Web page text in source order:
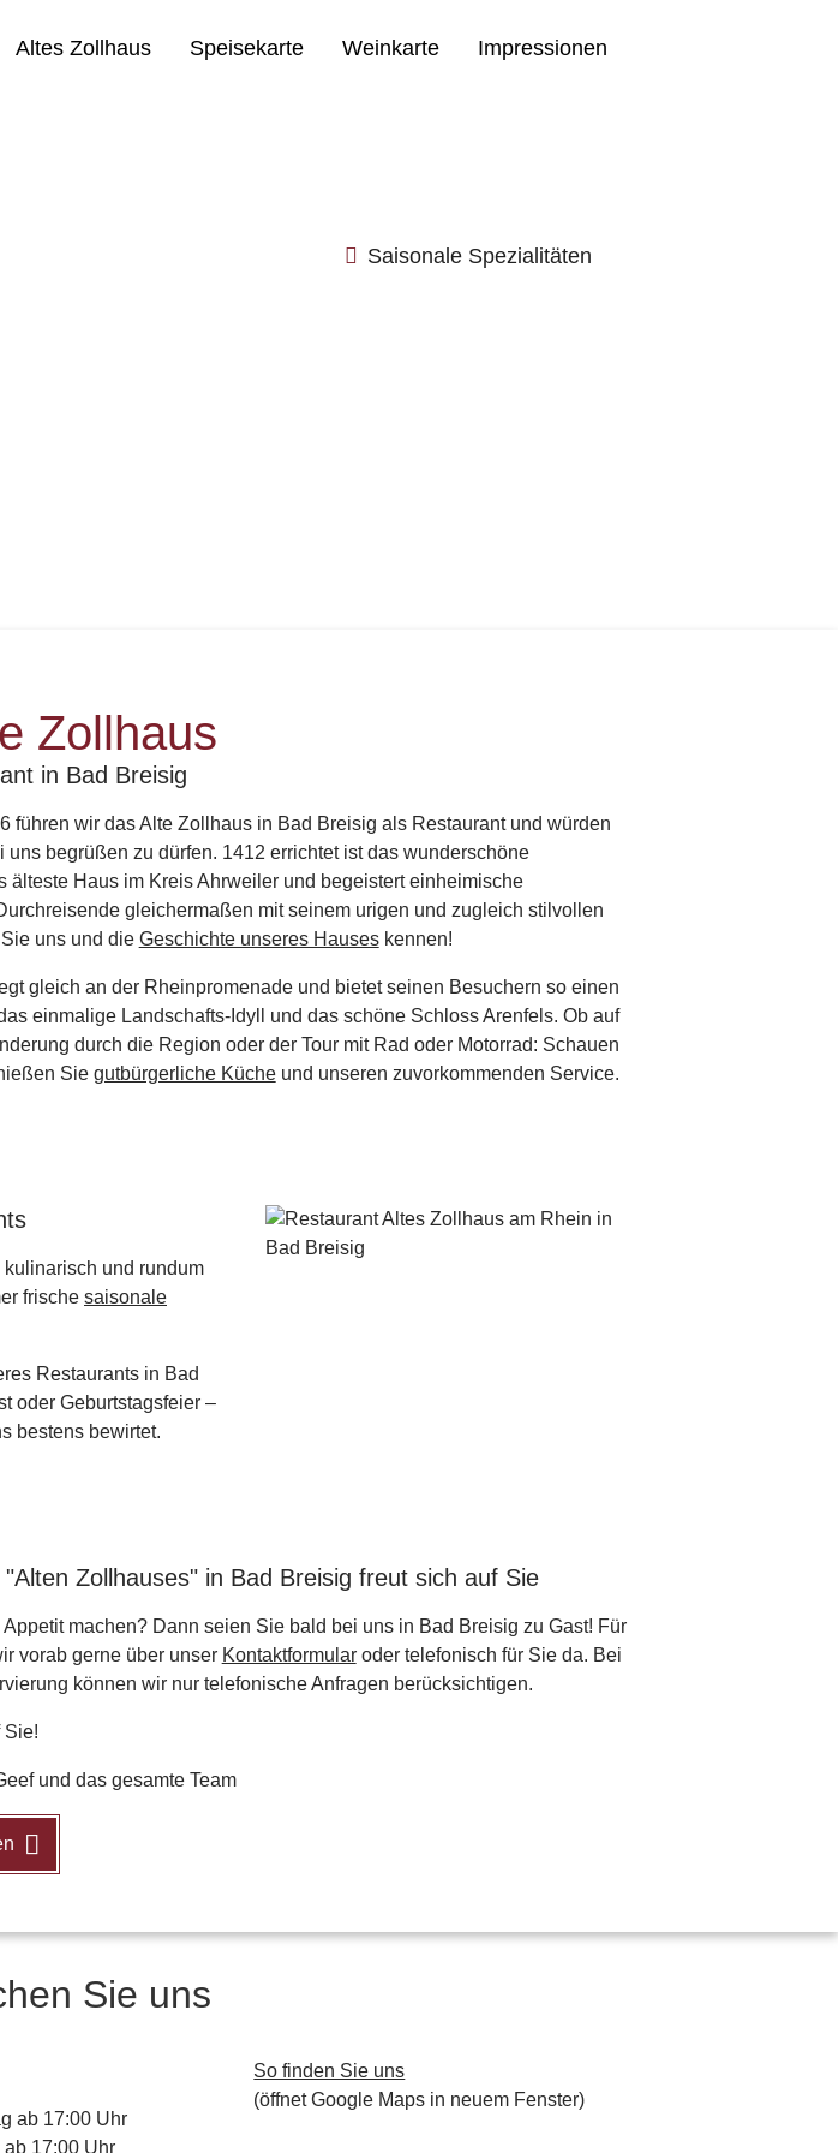
Altes Zollhaus Speisekarte Weinkarte Impressionen
Saisonale Spezialitäten
Zollhaus
in Bad Breisig
führen wir das Alte Zollhaus in Bad Breisig als Restaurant und würden
uns begrüßen zu dürfen. 1412 errichtet ist das wunderschöne
älteste Haus im Kreis Ahrweiler und begeistert einheimische
gleichermaßen mit seinem urigen und zugleich stilvollen
uns und die Geschichte unseres Hauseskennen!
gleich an der Rheinpromenade und bietet seinen Besuchern so einen
einmalige Landschafts-Idyll und das schöne Schloss Arenfels. Ob auf
durch die Region oder der Tour mit Rad oder Motorrad: Schauen
Sie gutbürgerliche Kücheund unseren zuvorkommenden Service.
und rundum
frische saisonale
Restaurants in Bad
oder Geburtstagsfeier –
bestens bewirtet.
Zollhauses" in Bad Breisig freut sich auf Sie
machen? Dann seien Sie bald bei uns in Bad Breisig zu Gast! Für
vorab gerne über unser Kontaktformularoder telefonisch für Sie da. Bei
können wir nur telefonische Anfragen berücksichtigen.
Sie!
und das gesamte Team
Sie uns
ab 17:00 Uhr
17:00 Uhr
So finden Sie uns
(öffnet Google Maps in neuem Fenster)